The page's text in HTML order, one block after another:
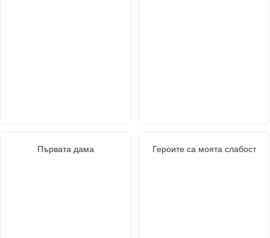
Първата дама Героите са моята слабост